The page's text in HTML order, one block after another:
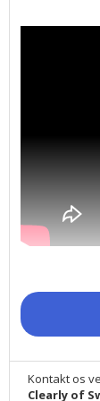
Bedst i
Clearlys
stoffer og har
Oplev
vand!
Kontakt os
Clearly of